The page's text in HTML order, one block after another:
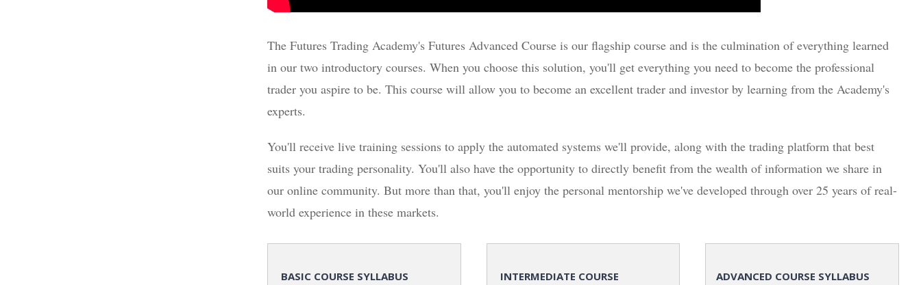
The Futures Trading Academy's Futures Advanced Course is our flagship course and is the culmination of everything learned
in our two introductory courses. When you choose this solution, you'll get everything you need to become the professional
trader you aspire to be. This course will allow you to become an excellent trader and investor by learning from the Academy's
experts.
You'll receive live training sessions to apply the automated systems we'll provide, along with the trading platform that best
suits your trading personality. You'll also have the opportunity to directly benefit from the wealth of information we share in
our online community. But more than that, you'll enjoy the personal mentorship we've developed through over 25 years of real-
world experience in these markets.
BASIC COURSE SYLLABUS
INTERMEDIATE COURSE
ADVANCED COURSE SYLLABUS